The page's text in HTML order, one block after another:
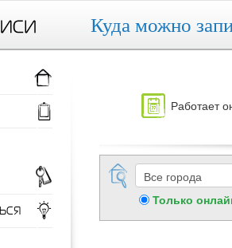
Куда можно
Работает
Только